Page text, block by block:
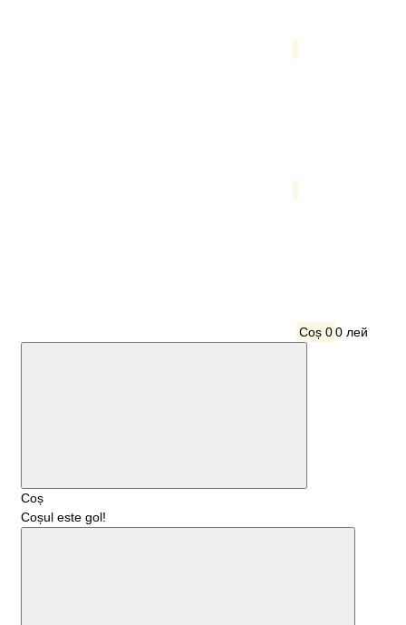
Coș 00 лей
Coș
Coșul este gol!